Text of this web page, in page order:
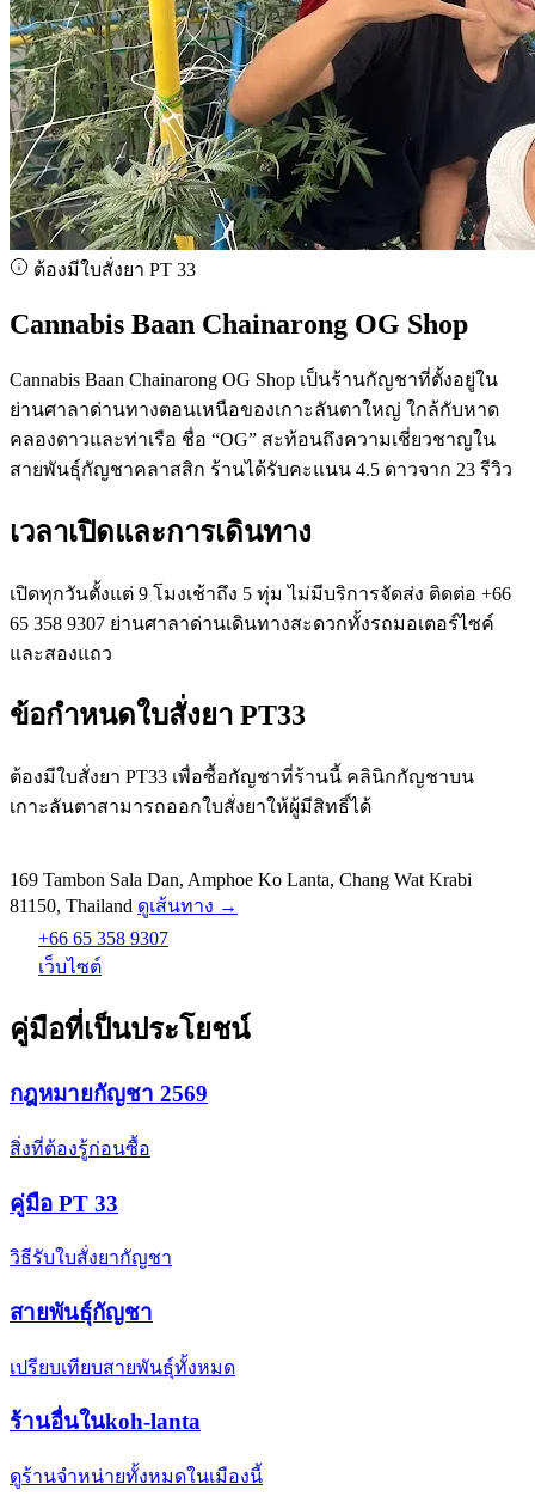
ต้องมีใบสั่งยา PT 33
Cannabis Baan Chainarong OG Shop
Cannabis Baan Chainarong OG Shop เป็นร้านกัญชาที่ตั้งอยู่ใน
ย่านศาลาด่านทางตอนเหนือของเกาะลันตาใหญ่ ใกล้กับหาด
คลองดาวและท่าเรือ ชื่อ “OG” สะท้อนถึงความเชี่ยวชาญใน
สายพันธุ์กัญชาคลาสสิก ร้านได้รับคะแนน 4.5 ดาวจาก 23 รีวิว
เวลาเปิดและการเดินทาง
เปิดทุกวันตั้งแต่ 9 โมงเช้าถึง 5 ทุ่ม ไม่มีบริการจัดส่ง ติดต่อ +66
65 358 9307 ย่านศาลาด่านเดินทางสะดวกทั้งรถมอเตอร์ไซค์
และสองแถว
ข้อกำหนดใบสั่งยา PT33
ต้องมีใบสั่งยา PT33 เพื่อซื้อกัญชาที่ร้านนี้ คลินิกกัญชาบน
เกาะลันตาสามารถออกใบสั่งยาให้ผู้มีสิทธิ์ได้
169 Tambon Sala Dan, Amphoe Ko Lanta, Chang Wat Krabi
81150, Thailand ดูเส้นทาง →
+66 65 358 9307
เว็บไซต์
คู่มือที่เป็นประโยชน์
กฎหมายกัญชา 2569
สิ่งที่ต้องรู้ก่อนซื้อ
คู่มือ PT 33
วิธีรับใบสั่งยากัญชา
สายพันธุ์กัญชา
เปรียบเทียบสายพันธุ์ทั้งหมด
ร้านอื่นในkoh-lanta
ดูร้านจำหน่ายทั้งหมดในเมืองนี้